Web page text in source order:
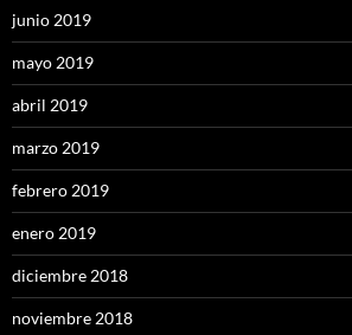
junio 2019
mayo 2019
abril 2019
marzo 2019
febrero 2019
enero 2019
diciembre 2018
noviembre 2018